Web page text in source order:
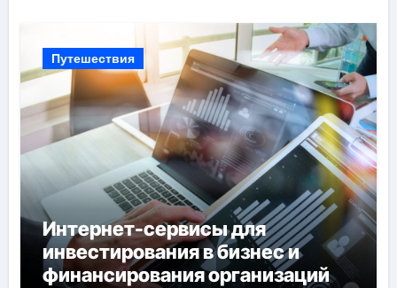
Путешествия
Интернет-сервисы для
инвестирования в бизнес и
финансирования организаций